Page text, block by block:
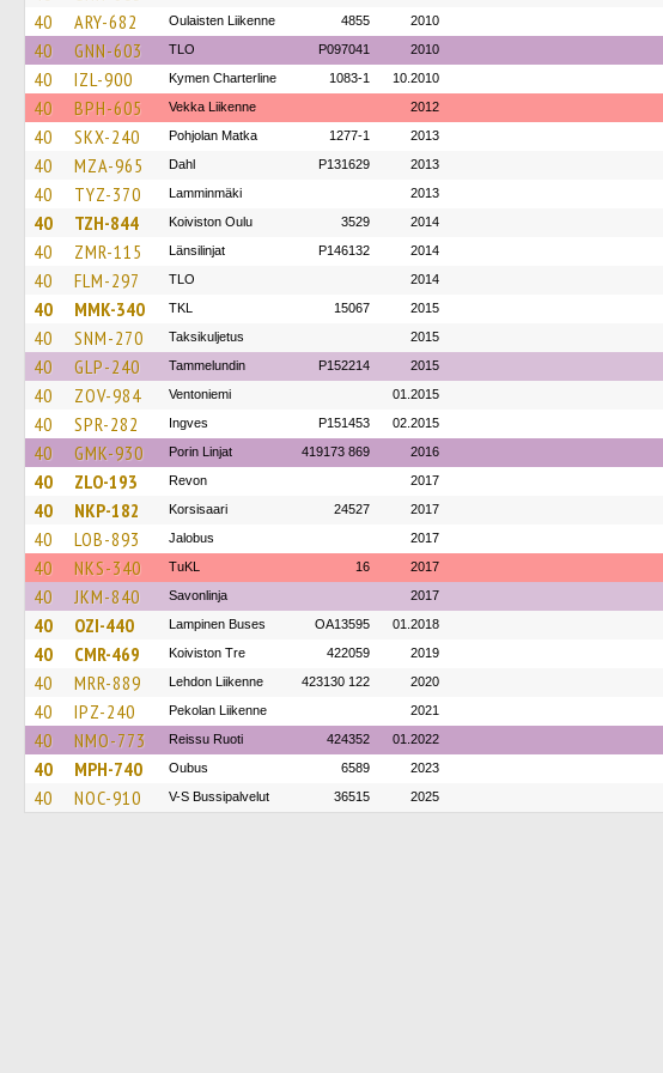
40 ARY-682 Oulaisten Liikenne 4855 2010
40 GNN-603 TLO P097041 2010
40 IZL-900 Kymen Charterline 1083-1 10.2010
40 BPH-605 Vekka Liikenne 2012
40 SKX-240 Pohjolan Matka 1277-1 2013
40 MZA-965 Dahl P131629 2013
40 TYZ-370 Lamminmäki 2013
40 TZH-844 Koiviston Oulu 3529 2014
40 ZMR-115 Länsilinjat P146132 2014
40 FLM-297 TLO 2014
40 MMK-340 TKL 15067 2015
40 SNM-270 Taksikuljetus 2015
40 GLP-240 Tammelundin P152214 2015
40 ZOV-984 Ventoniemi 01.2015
40 SPR-282 Ingves P151453 02.2015
40 GMK-930 Porin Linjat 419173 869 2016
40 ZLO-193 Revon 2017
40 NKP-182 Korsisaari 24527 2017
40 LOB-893 Jalobus 2017
40 NKS-340 TuKL 16 2017
40 JKM-840 Savonlinja 2017
40 OZI-440 Lampinen Buses OA13595 01.2018
40 CMR-469 Koiviston Tre 422059 2019
40 MRR-889 Lehdon Liikenne 423130 122 2020
40 IPZ-240 Pekolan Liikenne 2021
40 NMO-773 Reissu Ruoti 424352 01.2022
40 MPH-740 Oubus 6589 2023
40 NOC-910 V-S Bussipalvelut 36515 2025